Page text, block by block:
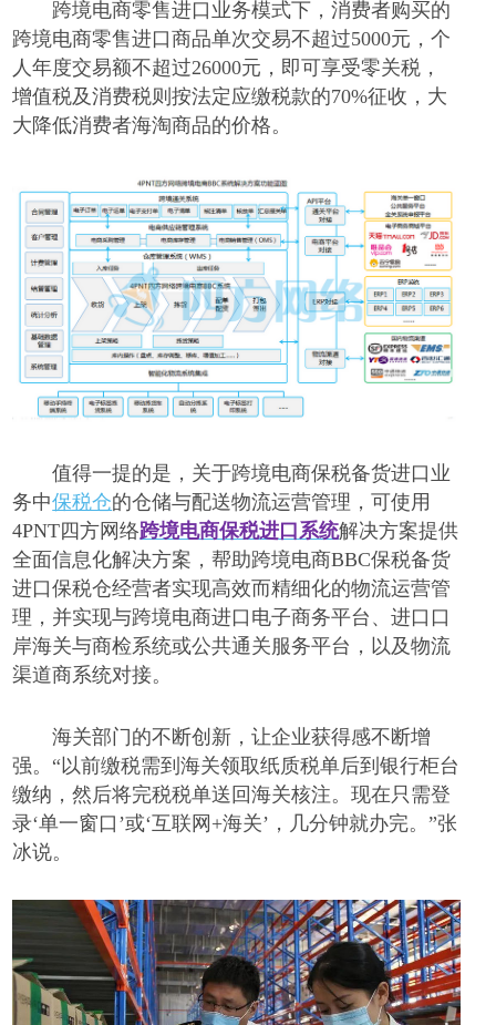
跨境电商零售进口业务模式下，消费者购买的
跨境电商零售进口商品单次交易不超过5000元，个
人年度交易额不超过26000元，即可享受零关税，
增值税及消费税则按法定应缴税款的70%征收，大
大降低消费者海淘商品的价格。
值得一提的是，关于跨境电商保税备货进口业
务中保税仓的仓储与配送物流运营管理，可使用
4PNT四方网络跨境电商保税进口系统解决方案提供
全面信息化解决方案，帮助跨境电商BBC保税备货
进口保税仓经营者实现高效而精细化的物流运营管
理，并实现与跨境电商进口电子商务平台、进口口
岸海关与商检系统或公共通关服务平台，以及物流
渠道商系统对接。
海关部门的不断创新，让企业获得感不断增
强。 “以前缴税需到海关领取纸质税单后到银行柜台
缴纳，然后将完税税单送回海关核注。现在只需登
录‘单一窗口’或‘互联网+海关’，几分钟就办完。”张
冰说。